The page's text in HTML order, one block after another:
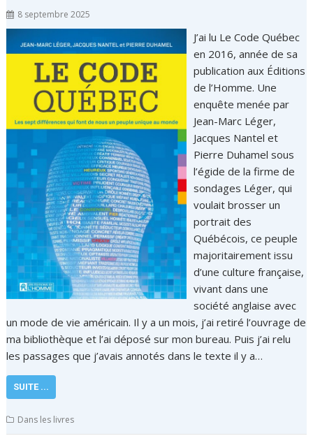
8 septembre 2025
J’ai lu Le Code Québec
en 2016, année de sa
publication aux Éditions
de l’Homme. Une
enquête menée par
Jean-Marc Léger,
Jacques Nantel et
Pierre Duhamel sous
l’égide de la firme de
sondages Léger, qui
voulait brosser un
portrait des
Québécois, ce peuple
majoritairement issu
d’une culture française,
vivant dans une
société anglaise avec
un mode de vie américain. Il y a un mois, j’ai retiré l’ouvrage de
ma bibliothèque et l’ai déposé sur mon bureau. Puis j’ai relu
les passages que j’avais annotés dans le texte il y a…
SUITE ...
Dans les livres